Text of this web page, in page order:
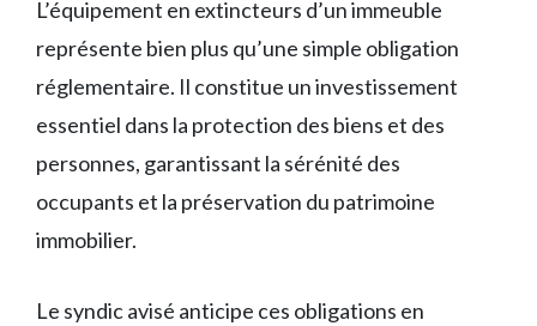
L’équipement en extincteurs d’un immeuble
représente bien plus qu’une simple obligation
réglementaire. Il constitue un investissement
essentiel dans la protection des biens et des
personnes, garantissant la sérénité des
occupants et la préservation du patrimoine
immobilier.
Le syndic avisé anticipe ces obligations en